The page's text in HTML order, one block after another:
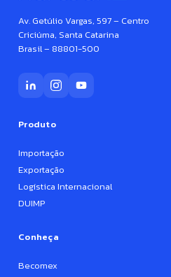
Av. Getúlio Vargas, 597 – Centro
Criciúma, Santa Catarina
Brasil – 88801-500
Produto
Importação
Exportação
Logística Internacional
DUIMP
Conheça
Becomex